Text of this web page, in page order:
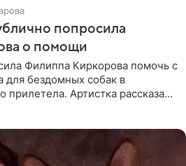
попросила
о помощи
Филиппа Киркорова помочь с
для бездомных собак в
прилетела. Артистка рассказала